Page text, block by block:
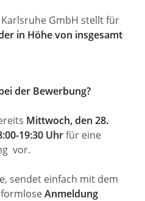
GmbH stellt für
in Höhe von insgesamt
der Bewerbung?
Mittwoch, den 28.
19:30 Uhrfür eine
vor.
sendet einfach mit dem
formloseAnmeldung